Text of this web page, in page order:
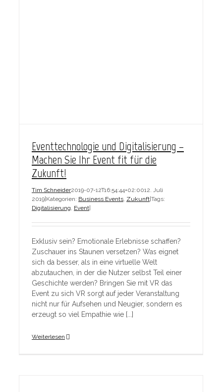
Eventtechnologie und Digitalisierung –
Machen Sie Ihr Event fit für die
Zukunft!
Tim Schneider2019-07-12T16:54:44+02:0012. Juli
2019 Kategorien: Business Events, Zukunft Tags:
Digitalisierung, Event
Exklusiv sein? Emotionale Erlebnisse schaffen?
Zuschauer ins Staunen versetzen? Was eignet
sich da besser, als in eine virtuelle Welt
abzutauchen, in der die Nutzer selbst Teil einer
Geschichte werden? Bringen Sie mit VR das
Event zu sich VR sorgt auf jeder Veranstaltung
nicht nur für Aufsehen und Neugier, sondern es
erzeugt so viel Empathie wie [...]
Weiterlesen